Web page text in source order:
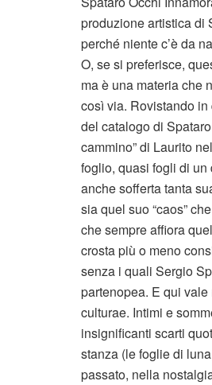
produzione artistica di
perché niente c’è da
O, se si preferisce,
ma è una materia che
così via. Rovistando
del catalogo di
cammino” di Laurito
foglio, quasi fogli di un
anche sofferta tanta
sia quel suo “caos”
che sempre affiora
crosta più o meno
senza i quali Sergio
partenopea. E qui
culturae. Intimi e
insignificanti scarti
stanza (le foglie di
passato, nella